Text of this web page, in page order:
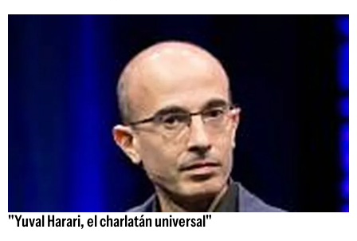
"Yuval Harari, el charlatán universal"